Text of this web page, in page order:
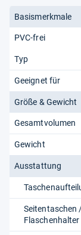
PVC-frei
Basismerkmale
Typ
Geeignet für
Größe & Gewicht
Gesamtvolumen
Gewicht
Ausstattung
Seitentaschen
Flaschenhalter